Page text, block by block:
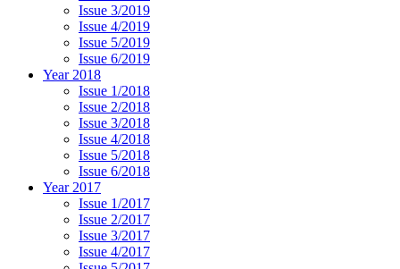
Issue 3/2019
Issue 4/2019
Issue 5/2019
Issue 6/2019
Year 2018
Issue 1/2018
Issue 2/2018
Issue 3/2018
Issue 4/2018
Issue 5/2018
Issue 6/2018
Year 2017
Issue 1/2017
Issue 2/2017
Issue 3/2017
Issue 4/2017